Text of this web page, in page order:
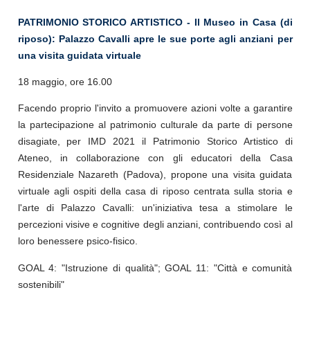
PATRIMONIO STORICO ARTISTICO - Il Museo in Casa (di
riposo): Palazzo Cavalli apre le sue porte agli anziani per
una visita guidata virtuale
18 maggio, ore 16.00
Facendo proprio l'invito a promuovere azioni volte a garantire
la partecipazione al patrimonio culturale da parte di persone
disagiate, per IMD 2021 il Patrimonio Storico Artistico di
Ateneo, in collaborazione con gli educatori della Casa
Residenziale Nazareth (Padova), propone una visita guidata
virtuale agli ospiti della casa di riposo centrata sulla storia e
l'arte di Palazzo Cavalli: un'iniziativa tesa a stimolare le
percezioni visive e cognitive degli anziani, contribuendo così al
loro benessere psico-fisico.
GOAL 4: "Istruzione di qualità"; GOAL 11: "Città e comunità
sostenibili"